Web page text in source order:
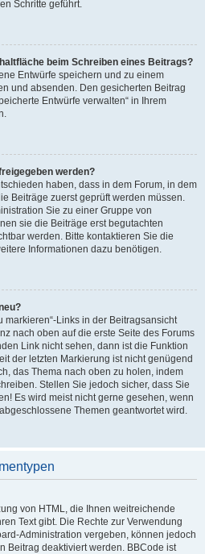
Schritte geführt.
beim Schreiben eines Beitrags?
Entwürfe speichern und zu einem
und absenden. Den gesicherten Beitrag
Entwürfe verwalten“ in Ihrem
werden?
haben, dass in dem Forum, in dem
Beiträge zuerst geprüft werden müssen.
Sie zu einer Gruppe von
sie die Beiträge erst begutachten
werden. Bitte kontaktieren Sie die
Informationen dazu benötigen.
markieren“-Links in der Beitragsansicht
nach oben auf die erste Seite des Forums
Link nicht sehen, dann ist die Funktion
der letzten Markierung ist nicht genügend
das Thema nach oben zu holen, indem
Stellen Sie jedoch sicher, dass Sie
Es wird meist nicht gerne gesehen, wenn
Themen geantwortet wird.
von HTML, die Ihnen weitreichende
Text gibt. Die Rechte zur Verwendung
Administration vergeben, können jedoch
Beitrag deaktiviert werden. BBCode ist